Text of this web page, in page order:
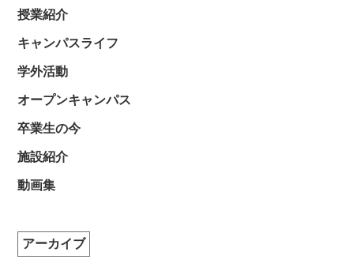
授業紹介
キャンパスライフ
学外活動
オープンキャンパス
卒業生の今
施設紹介
動画集
アーカイブ